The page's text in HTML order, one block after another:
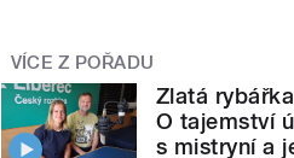
VÍCE Z POŘADU
Zlatá
O tajemství
s mistryní a